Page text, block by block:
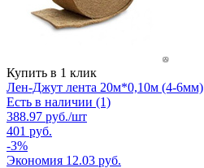
Купить в 1 клик
Лен-Джут лента 20м*0,10м (4-6мм)
Есть в наличии (1)
388.97 руб./шт
401 руб.
-3%
Экономия 12.03 руб.